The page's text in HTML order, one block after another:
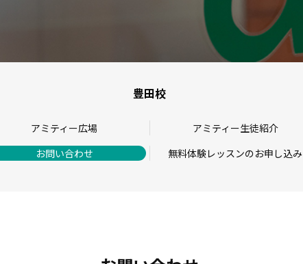
豊田校
アミティー広場 アミティー生徒紹介
お問い合わせ
無料体験レッスンのお申し込み